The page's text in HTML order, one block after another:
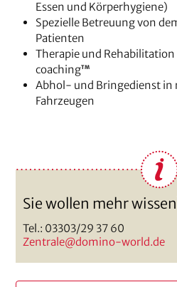
Essen und Körperhygiene)
Spezielle Betreuung von
Patienten
Therapie und
coachingTM
Abhol- und Bringedienst in
Fahrzeugen
Sie wollen mehr
Tel.: 03303/29 37 60
Zentrale@domino-world.de